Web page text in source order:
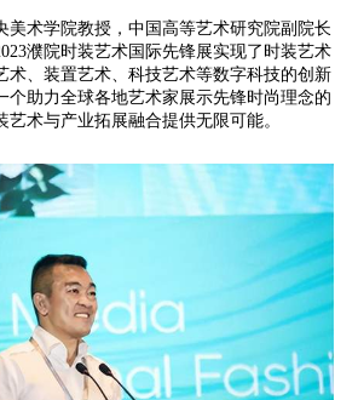
美术学院教授，中国高等艺术研究院副院长
濮院时装艺术国际先锋展实现了时装艺术
术、装置艺术、科技艺术等数字科技的创新
个助力全球各地艺术家展示先锋时尚理念的
术与产业拓展融合提供无限可能。